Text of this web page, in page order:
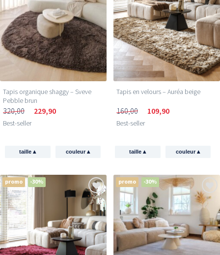
Tapis organique shaggy – Sveve
Pebble brun
320,00 229,90
Best-seller
taille▴ couleur▴
Tapis en velours – Auréa beige
160,00 109,90
Best-seller
taille▴ couleur▴
promo -30% promo -30%